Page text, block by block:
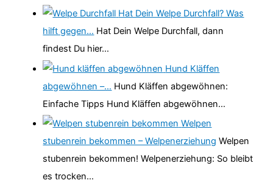
Hat Dein Welpe Durchfall? Was
hilft gegen… Hat Dein Welpe Durchfall, dann
findest Du hier…
Hund Kläffen
abgewöhnen –… Hund Kläffen abgewöhnen:
Einfache Tipps Hund Kläffen abgewöhnen…
Welpen
stubenrein bekommen – Welpenerziehung Welpen
stubenrein bekommen! Welpenerziehung: So bleibt
es trocken…